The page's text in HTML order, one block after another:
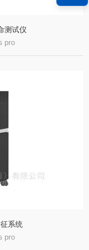
测试仪
pro
系统
pro